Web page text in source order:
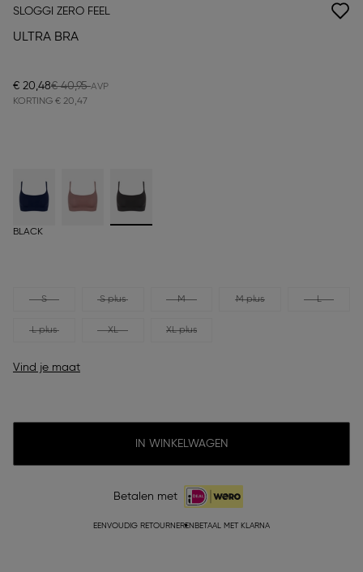
SLOGGI ZERO FEEL
ULTRA BRA
€ 20,48€ 40,95
KORTING € 20,47
BLACK
S S plus M M plus L
L plus XL XL plus
Vind je maat
IN WINKELWAGEN
Betalen met
EENVOUDIG RETOURNEREN BETAAL MET KLARNA